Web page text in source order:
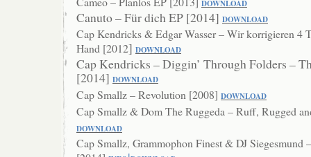
DOWNLOAD
Canuto – Für dich EP [2014] DOWNLOAD
Cap Kendricks & Edgar Wasser – Wir korrigieren 4
Hand [2012] DOWNLOAD
Cap Kendricks – Diggin’ Through Folders –
[2014] DOWNLOAD
Cap Smallz – Revolution [2008] DOWNLOAD
Cap Smallz & Dom The Ruggeda – Ruff, Rugged
DOWNLOAD
Cap Smallz, Grammophon Finest & DJ